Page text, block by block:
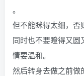
。
但不能眯得太细，否
同时也不要瞪得又圆
情要温和。
然后转身去做之前